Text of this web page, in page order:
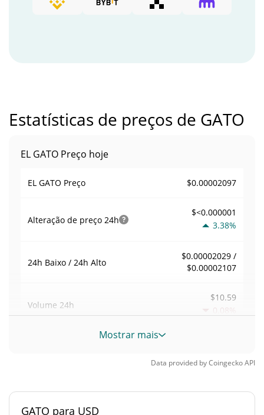
Estatísticas de preços de GATO
EL GATO Preço hoje
EL GATO Preço $0.00002097
Alteração de preço 24h
$<0.000001
3.38%
24h Baixo / 24h Alto
$0.00002029 /
$0.00002107
Volume 24h
$10.59
0.08%
Volume / Limite de
Mostrar mais
Data provided byCoingeckoAPI
GATO para USD